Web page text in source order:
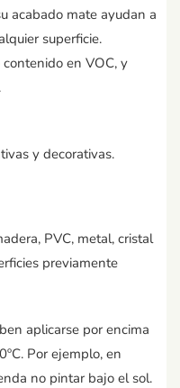
acabado mate ayudan a
superficie.
en VOC, y
y decorativas.
PVC, metal, cristal
previamente
aplicarse por encima
Por ejemplo, en
no pintar bajo el sol.